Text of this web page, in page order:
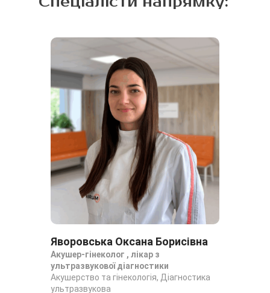
Яворовська Оксана Борисівна
Акушер-гінеколог , лікар з
ультразвукової діагностики
Акушерство та гінекологія, Діагностика
ультразвукова